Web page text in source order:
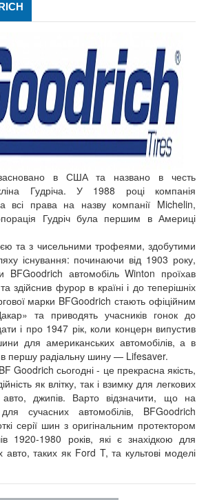
в США та названо в честь
Гудріча. У 1988 році компанія
всі права на назву компанії Michelin,
Гудріч була першим в Америці
та з чисельними трофеями, здобутими
існування: починаючи від 1903 року,
BFGoodrich автомобіль Winton проїхав
здійснив фурор в країні і до теперішніх
марки BFGoodrich стають офіційним
та приводять учасників гонок до
і про 1947 рік, коли концерн випустив
для американських автомобілів, а в
першу радіальну шину — Lifesaver.
Goodrich сьогодні - це прекрасна якість,
як влітку, так і взимку для легкових
авто, джипів. Варто відзначити, що на
сучасних автомобілів, BFGoodrich
серії шин з оригінальним протектором
1920-1980 років, які є знахідкою для
авто, таких як Ford T, та культові моделі